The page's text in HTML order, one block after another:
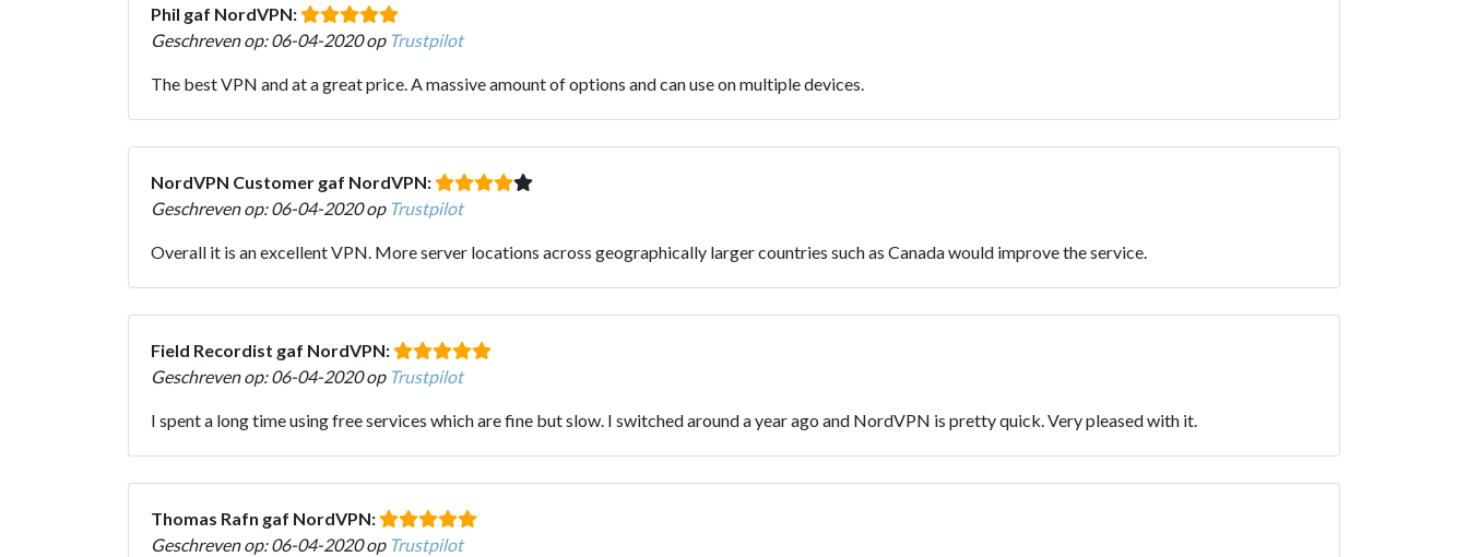
Phil gaf NordVPN:
Geschreven op: 06-04-2020 op Trustpilot
The best VPN and at a great price. A massive amount of options and can use on multiple devices.
NordVPN Customer gaf NordVPN:
Geschreven op: 06-04-2020 op Trustpilot
Overall it is an excellent VPN. More server locations across geographically larger countries such as Canada would improve the service.
Field Recordist gaf NordVPN:
Geschreven op: 06-04-2020 op Trustpilot
I spent a long time using free services which are fine but slow. I switched around a year ago and NordVPN is pretty quick. Very pleased with it.
Thomas Rafn gaf NordVPN:
Geschreven op: 06-04-2020 op Trustpilot